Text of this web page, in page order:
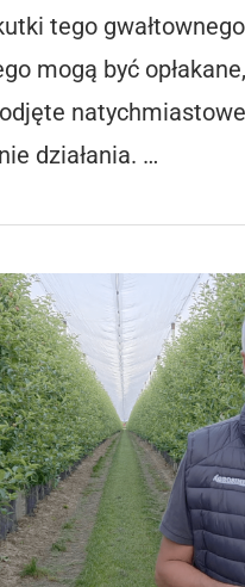
tego
mogą być
działania. …